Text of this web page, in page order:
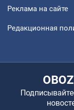
Реклама на сайте
Редакционная